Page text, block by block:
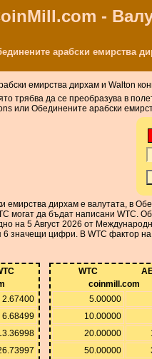
-
арабски емирства
емирства дирхам и Walton
трябва да се преобразува в
или Обединените арабски
емирства дирхам е валутата, в
могат да бъдат написани WTC.
на 5 Август 2026 от
6 значещи цифри. В WTC фактор
2.67400
6.68499
WTC
coinmill.com
5.00000
10.00000
20.00000
50.00000